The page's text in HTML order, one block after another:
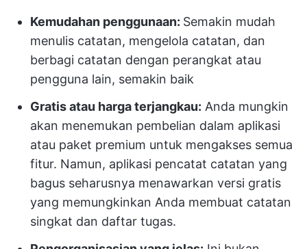
Kemudahan penggunaan: Semakin mudah
menulis catatan, mengelola catatan, dan
berbagi catatan dengan perangkat atau
pengguna lain, semakin baik
Gratis atau harga terjangkau: Anda mungkin
akan menemukan pembelian dalam aplikasi
atau paket premium untuk mengakses semua
fitur. Namun, aplikasi pencatat catatan yang
bagus seharusnya menawarkan versi gratis
yang memungkinkan Anda membuat catatan
singkat dan daftar tugas.